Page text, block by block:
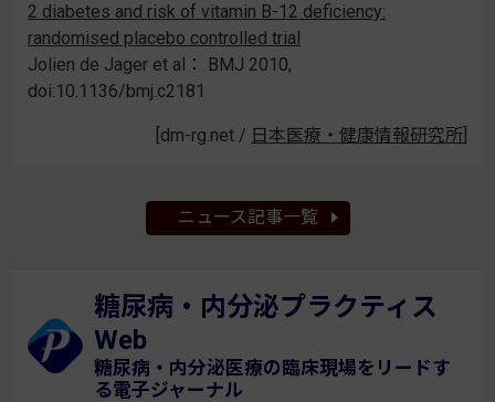
2 diabetes and risk of vitamin B-12 deficiency:
randomised placebo controlled trial
Jolien de Jager et al： BMJ 2010,
doi:10.1136/bmj.c2181
[dm-rg.net / 日本医療・健康情報研究所
ニュース記事一覧
糖尿病・内分泌プラクティス
Web
糖尿病・内分泌医療の臨床現場をリードす
る電子ジャーナル